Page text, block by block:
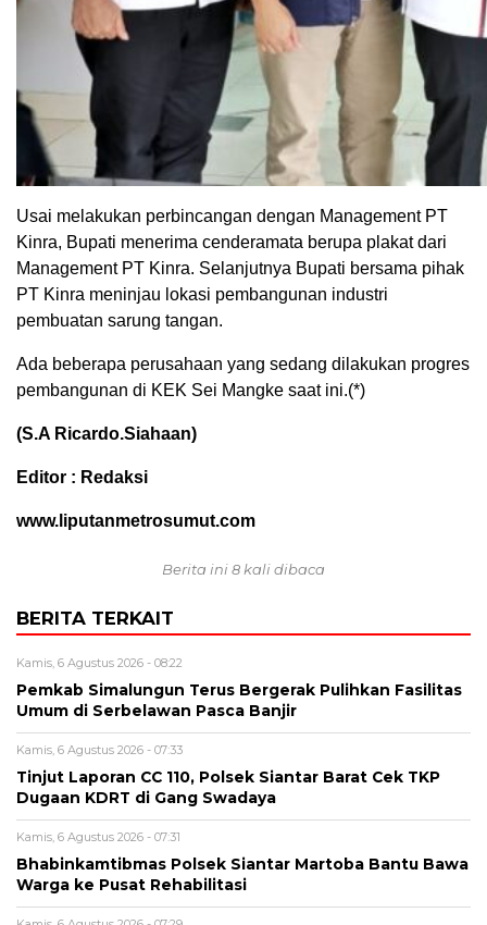
Usai melakukan perbincangan dengan Management PT
Kinra, Bupati menerima cenderamata berupa plakat dari
Management PT Kinra. Selanjutnya Bupati bersama pihak
PT Kinra meninjau lokasi pembangunan industri
pembuatan sarung tangan.
Ada beberapa perusahaan yang sedang dilakukan progres
pembangunan di KEK Sei Mangke saat ini.(*)
(S.A Ricardo.Siahaan)
Editor : Redaksi
www.liputanmetrosumut.com
Berita ini 8 kali dibaca
BERITA TERKAIT
Kamis, 6 Agustus 2026 - 08:22
Pemkab Simalungun Terus Bergerak Pulihkan Fasilitas
Umum di Serbelawan Pasca Banjir
Kamis, 6 Agustus 2026 - 07:33
Tinjut Laporan CC 110, Polsek Siantar Barat Cek TKP
Dugaan KDRT di Gang Swadaya
Kamis, 6 Agustus 2026 - 07:31
Bhabinkamtibmas Polsek Siantar Martoba Bantu Bawa
Warga ke Pusat Rehabilitasi